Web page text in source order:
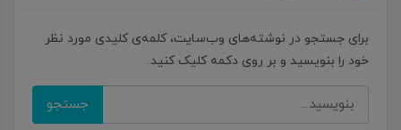
برای جستجو در نوشته‌های وب‌سایت، کلمه‌ی کلیدی مورد نظر
خود را بنویسید و بر روی دکمه کلیک کنید.
جستجو